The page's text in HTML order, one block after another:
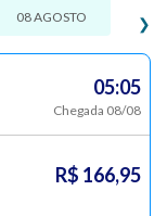
❯
08 AGOSTO
05:05
Chegada 08/08
R$ 166,95